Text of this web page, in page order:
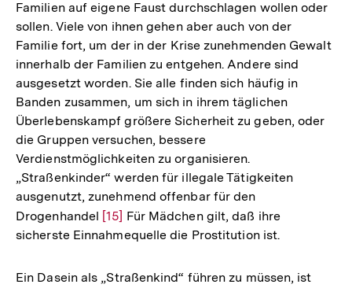
Familien auf eigene Faust durchschlagen wollen oder
sollen. Viele von ihnen gehen aber auch von der
Familie fort, um der in der Krise zunehmenden Gewalt
innerhalb der Familien zu entgehen. Andere sind
ausgesetzt worden. Sie alle finden sich häufig in
Banden zusammen, um sich in ihrem täglichen
Überlebenskampf größere Sicherheit zu geben, oder
die Gruppen versuchen, bessere
Verdienstmöglichkeiten zu organisieren.
„Straßenkinder“ werden für illegale Tätigkeiten
ausgenutzt, zunehmend offenbar für den
Drogenhandel Zur
Auflösung
Fußnote
[15] Für Mädchen gilt, daß ihre
sicherste Einnahmequelle die Prostitution ist.
Ein Dasein als „Straßenkind“ führen zu müssen, ist